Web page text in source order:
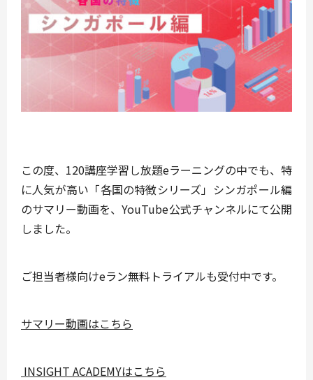
この度、120講座学習し放題eラーニングの中でも、特
に人気が高い「各国の特徴シリーズ」シンガポール編
のサマリー動画を、YouTube公式チャンネルにて公開
しました。
ご担当者様向けeラン無料トライアルも受付中です。
サマリー動画はこちら
INSIGHT ACADEMYはこちら